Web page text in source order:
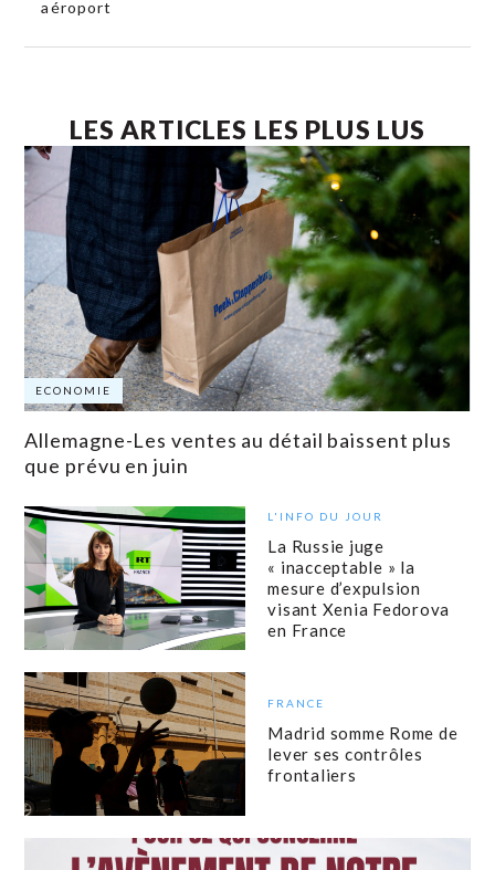
aéroport
LES ARTICLES LES PLUS LUS
ECONOMIE
Allemagne-Les ventes au détail baissent plus
que prévu en juin
L'INFO DU JOUR
La Russie juge
« inacceptable » la
mesure d’expulsion
visant Xenia Fedorova
en France
FRANCE
Madrid somme Rome de
lever ses contrôles
frontaliers